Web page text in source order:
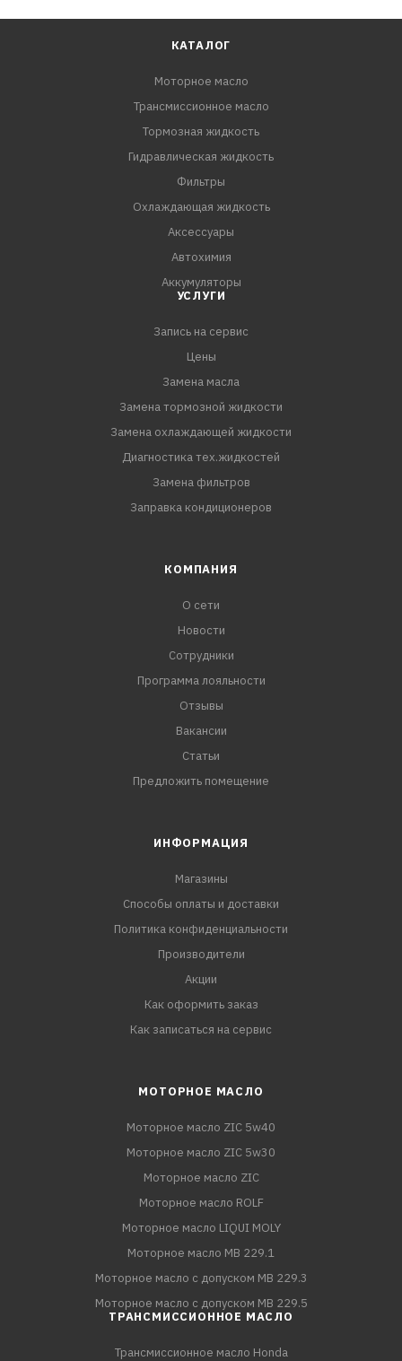
КАТАЛОГ
Моторное масло
Трансмиссионное масло
Тормозная жидкость
Гидравлическая жидкость
Фильтры
Охлаждающая жидкость
Аксессуары
Автохимия
Аккумуляторы
УСЛУГИ
Запись на сервис
Цены
Замена масла
Замена тормозной жидкости
Замена охлаждающей жидкости
Диагностика тех.жидкостей
Замена фильтров
Заправка кондиционеров
КОМПАНИЯ
О сети
Новости
Сотрудники
Программа лояльности
Отзывы
Вакансии
Статьи
Предложить помещение
ИНФОРМАЦИЯ
Магазины
Способы оплаты и доставки
Политика конфиденциальности
Производители
Акции
Как оформить заказ
Как записаться на сервис
МОТОРНОЕ МАСЛО
Моторное масло ZIC 5w40
Моторное масло ZIC 5w30
Моторное масло ZIC
Моторное масло ROLF
Моторное масло LIQUI MOLY
Моторное масло MB 229.1
Моторное масло с допуском MB 229.3
Моторное масло с допуском MB 229.5
ТРАНСМИССИОННОЕ МАСЛО
Трансмиссионное масло Honda